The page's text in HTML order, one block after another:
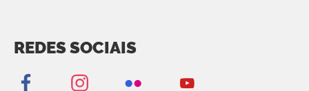
REDES SOCIAIS